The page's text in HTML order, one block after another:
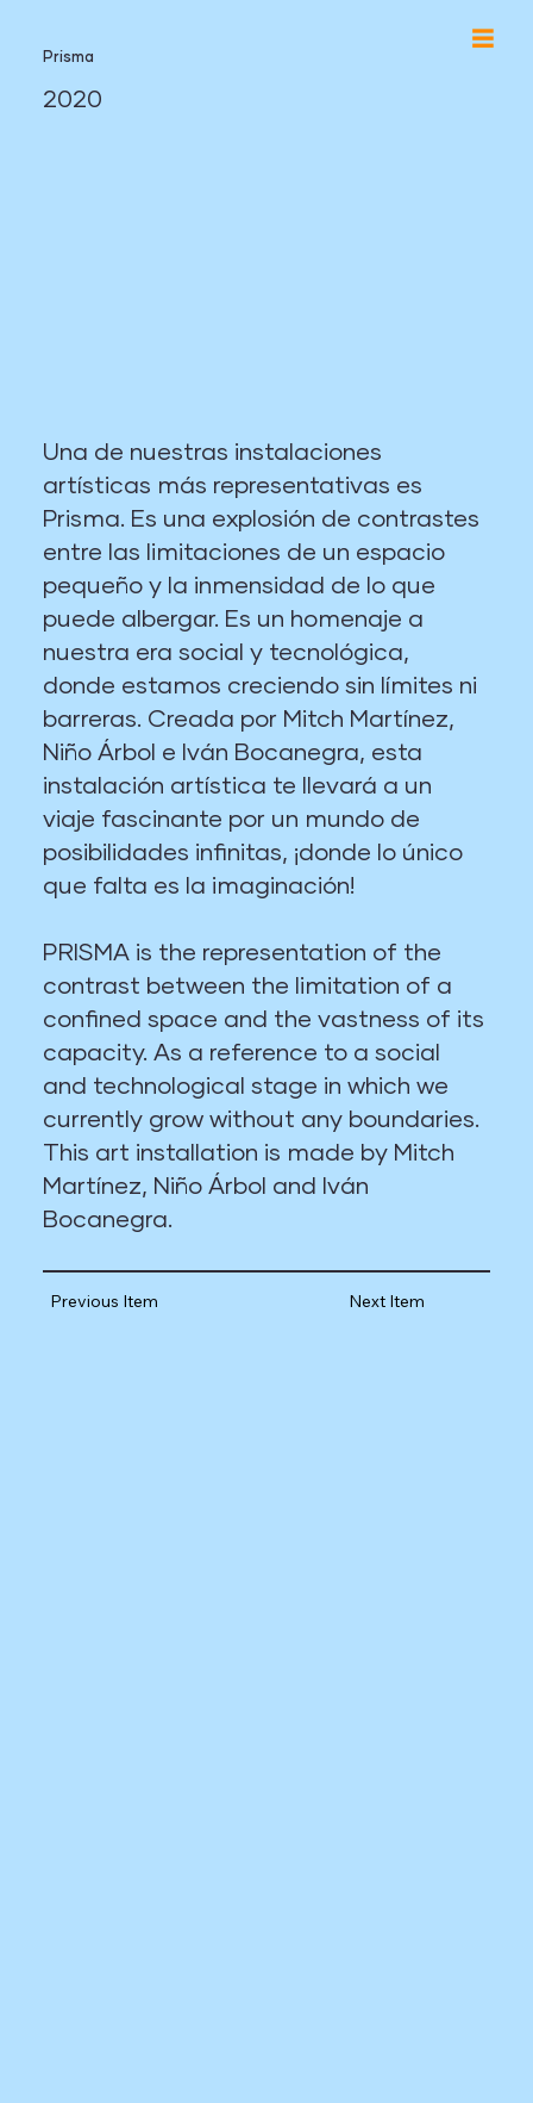
Prisma
2020
Una de nuestras instalaciones
artísticas más representativas es
Prisma. Es una explosión de contrastes
entre las limitaciones de un espacio
pequeño y la inmensidad de lo que
puede albergar. Es un homenaje a
nuestra era social y tecnológica,
donde estamos creciendo sin límites ni
barreras. Creada por Mitch Martínez,
Niño Árbol e Iván Bocanegra, esta
instalación artística te llevará a un
viaje fascinante por un mundo de
posibilidades infinitas, ¡donde lo único
que falta es la imaginación!
PRISMA is the representation of the
contrast between the limitation of a
confined space and the vastness of its
capacity. As a reference to a social
and technological stage in which we
currently grow without any boundaries.
This art installation is made by Mitch
Martínez, Niño Árbol and Iván
Bocanegra.
Next Item
Previous Item